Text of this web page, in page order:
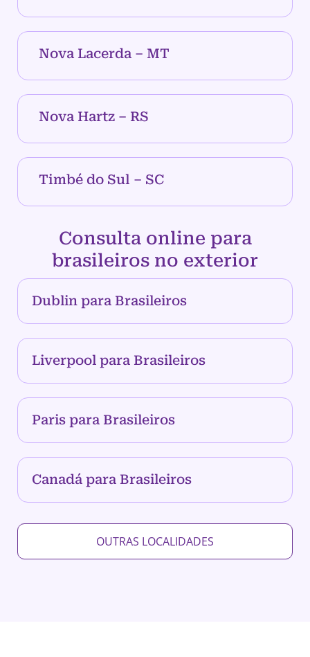
Nova Lacerda – MT
Nova Hartz – RS
Timbé do Sul – SC
Consulta online para
brasileiros no exterior
Dublin para Brasileiros
Liverpool para Brasileiros
Paris para Brasileiros
Canadá para Brasileiros
OUTRAS LOCALIDADES